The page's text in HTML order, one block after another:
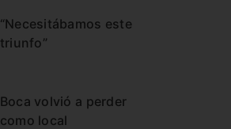
“Necesitábamos este
triunfo”
Boca volvió a perder
como local